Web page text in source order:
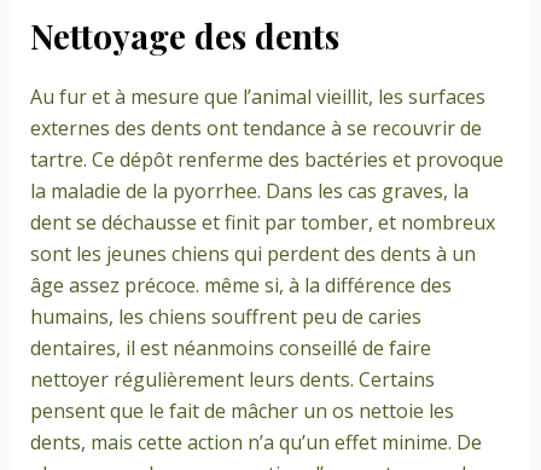
Nettoyage des dents
Au fur et à mesure que l’animal vieillit, les surfaces
externes des dents ont tendance à se recouvrir de
tartre. Ce dépôt renferme des bactéries et provoque
la maladie de la pyorrhee. Dans les cas graves, la
dent se déchausse et finit par tomber, et nombreux
sont les jeunes chiens qui perdent des dents à un
âge assez précoce. même si, à la différence des
humains, les chiens souffrent peu de caries
dentaires, il est néanmoins conseillé de faire
nettoyer régulièrement leurs dents. Certains
pensent que le fait de mâcher un os nettoie les
dents, mais cette action n’a qu’un effet minime. De